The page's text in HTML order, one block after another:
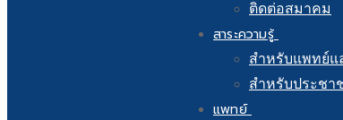
ติดต่อสมาคม
สาระความรู้
สำหรับแพทย์แ
สำหรับประชา
แพทย์